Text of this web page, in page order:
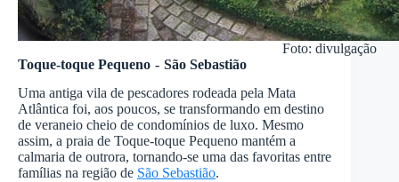
Foto: divulgação
Toque-toque Pequeno - São Sebastião
Uma antiga vila de pescadores rodeada pela Mata
Atlântica foi, aos poucos, se transformando em destino
de veraneio cheio de condomínios de luxo. Mesmo
assim, a praia de Toque-toque Pequeno mantém a
calmaria de outrora, tornando-se uma das favoritas entre
famílias na região de São Sebastião.